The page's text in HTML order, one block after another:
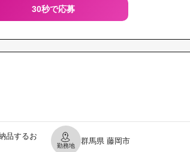
30秒で応募
品するお
勤務地
群馬県 藤岡市